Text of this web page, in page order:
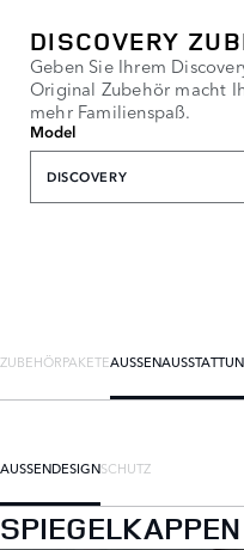
DISCOVERY
Geben Sie Ihrem
Original Zubehör macht
mehr Familienspaß.
Model
DISCOVERY
ZUBEHÖRPAKETEAUSSENAUSSTATTUNG
AUSSENDESIGN SCHUTZ